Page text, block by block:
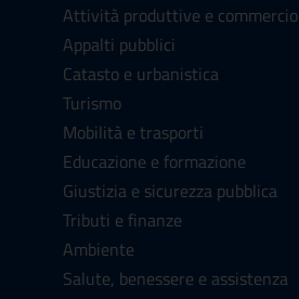
Attività produttive e commercio
Appalti pubblici
Catasto e urbanistica
Turismo
Mobilità e trasporti
Educazione e formazione
Giustizia e sicurezza pubblica
Tributi e finanze
Ambiente
Salute, benessere e assistenza